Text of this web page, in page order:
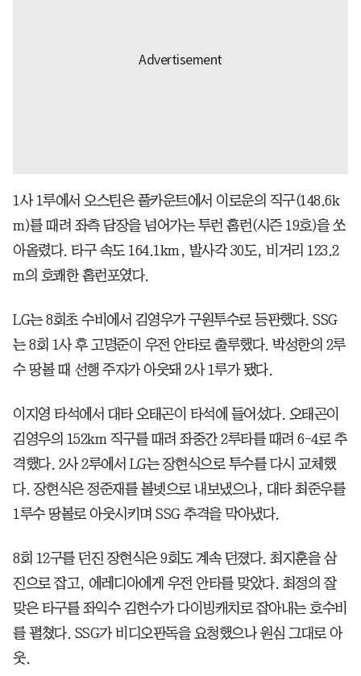
1사 1루에서 오스틴은 풀카운트에서 이로운의 직구(148.6k
m)를 때려 좌측 담장을 넘어가는 투런 홈런(시즌 19호)을 쏘
아올렸다. 타구 속도 164.1km, 발사각 30도, 비거리 123.2
m의 호쾌한 홈런포였다.
LG는 8회초 수비에서 김영우가 구원투수로 등판했다. SSG
는 8회 1사 후 고명준이 우전 안타로 출루했다. 박성한의 2루
수 땅볼 때 선행 주자가 아웃돼 2사 1루가 됐다.
이지영 타석에서 대타 오태곤이 타석에 들어섰다. 오태곤이
김영우의 152km 직구를 때려 좌중간 2루타를 때려 6-4로 추
격했다. 2사 2루에서 LG는 장현식으로 투수를 다시 교체했
다. 장현식은 정준재를 볼넷으로 내보냈으나, 대타 최준우를
1루수 땅볼로 아웃시키며 SSG 추격을 막아냈다.
8회 12구를 던진 장현식은 9회도 계속 던졌다. 최지훈을 삼
진으로 잡고, 에레디아에게 우전 안타를 맞았다. 최정의 잘
맞은 타구를 좌익수 김현수가 다이빙캐치로 잡아내는 호수비
를 펼쳤다. SSG가 비디오판독을 요청했으나 원심 그대로 아
웃.